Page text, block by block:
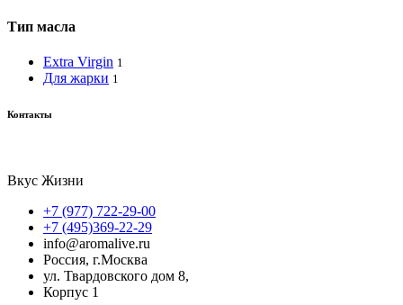
Тип масла
Extra Virgin 1
Для жарки 1
Контакты
Вкус Жизни
+7 (977) 722-29-00
+7 (495)369-22-29
info@aromalive.ru
Россия, г.Москва
ул. Твардовского дом 8,
Корпус 1